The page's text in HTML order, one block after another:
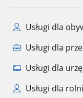
Usługi dla
Usługi dla
Usługi dla
Usługi dla